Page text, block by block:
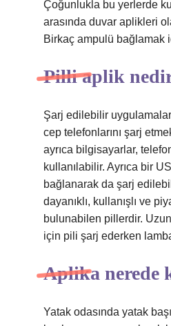
Çoğunlukla bu yerlerde
arasında duvar aplikleri
Birkaç ampulü bağlamak
Pilli aplik
Şarj edilebilir
cep telefonlarını şarj
ayrıca bilgisayarlar,
kullanılabilir. Ayrıca bir
bağlanarak da şarj
dayanıklı, kullanışlı ve
bulunabilen pillerdir.
için pili şarj ederken
Aplika nerede
Yatak odasında yatak